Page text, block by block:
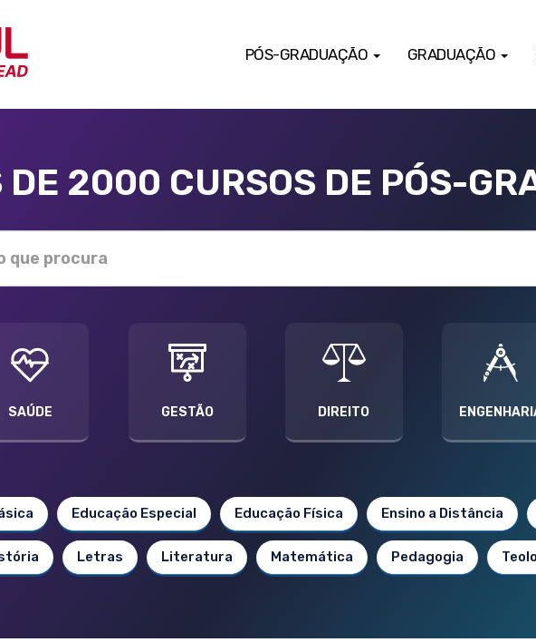
PÓS-GRADUAÇÃO GRADUAÇÃO
DE 2000 CURSOS DE PÓS-
SAÚDE GESTÃO DIREITO
Educação Especial Educação Física Ensino a Distância
Letras Literatura Matemática Pedagogia